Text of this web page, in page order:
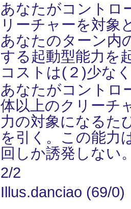
あなたがコントロ
リーチャーを対象
あなたのターン内
する起動型能力を
コストは(２)少な
あなたがコントロ
体以上のクリーチ
力の対象になるた
を引く。この能力
回しか誘発しない
2/2
Illus.danciao (69/0)